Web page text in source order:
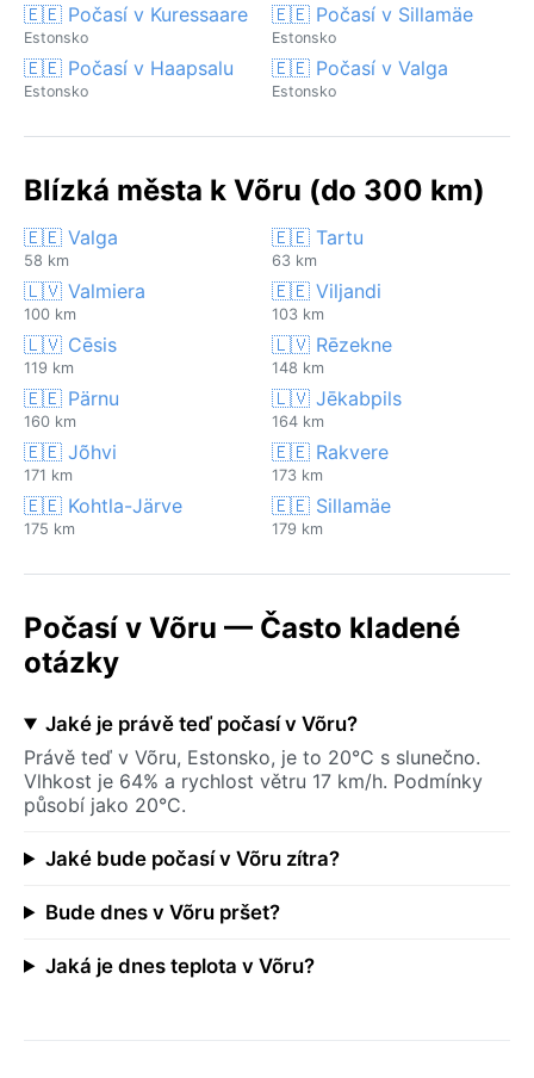
🇪🇪 Počasí v Kuressaare
Estonsko
🇪🇪 Počasí v Sillamäe
Estonsko
🇪🇪 Počasí v Haapsalu
Estonsko
🇪🇪 Počasí v Valga
Estonsko
Blízká města k Võru (do 300 km)
🇪🇪 Valga
58 km
🇪🇪 Tartu
63 km
🇱🇻 Valmiera
100 km
🇪🇪 Viljandi
103 km
🇱🇻 Cēsis
119 km
🇱🇻 Rēzekne
148 km
🇪🇪 Pärnu
160 km
🇱🇻 Jēkabpils
164 km
🇪🇪 Jõhvi
171 km
🇪🇪 Rakvere
173 km
🇪🇪 Kohtla-Järve
175 km
🇪🇪 Sillamäe
179 km
Počasí v Võru — Často kladené
otázky
Jaké je právě teď počasí v Võru?
Právě teď v Võru, Estonsko, je to 20°C s slunečno.
Vlhkost je 64% a rychlost větru 17 km/h. Podmínky
působí jako 20°C.
Jaké bude počasí v Võru zítra?
Bude dnes v Võru pršet?
Jaká je dnes teplota v Võru?